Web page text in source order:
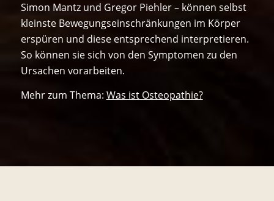
Simon Mantz und Gregor Piehler – können selbst
kleinste Bewegungseinschränkungen im Körper
erspüren und diese entsprechend interpretieren.
So können sie sich von den Symptomen zu den
Ursachen vorarbeiten.
Mehr zum Thema: Was ist Osteopathie?